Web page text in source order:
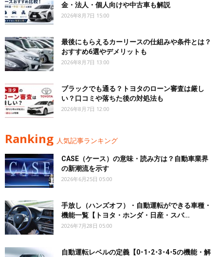
金・法人・個人向けや中古車も解説
2026年8月7日 15:00
最後にもらえるカーリースの仕組みや条件とは？
おすすめ6選やデメリットも
2026年8月7日 13:00
ブラックでも通る？トヨタのローン審査は厳し
い？口コミや落ちた後の対処法も
2026年8月7日 12:00
Ranking 人気記事ランキング
CASE（ケース）の意味・読み方は？自動車業界
の新潮流を示す
2026年6月25日 05:00
手放し（ハンズオフ）・自動運転ができる車種・
機能一覧【トヨタ・ホンダ・日産・スバ...
2026年7月28日 05:00
自動運転レベルの定義【0･1･2･3･4･5の機能・解